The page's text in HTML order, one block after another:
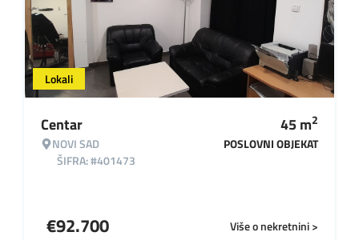
Lokali
Centar
NOVI SAD
ŠIFRA: #401473
45m2
POSLOVNI OBJEKAT
Više o nekretnini >
€92.700